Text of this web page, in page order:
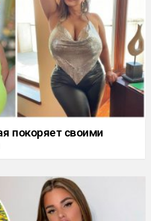
покоряет своими